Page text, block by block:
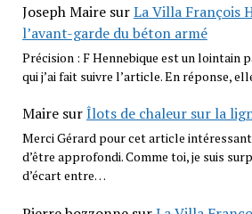
Joseph MairesurLa Villa François
l’avant-garde du béton armé
Précision : F Hennebique est un lointain
qui j’ai fait suivre l’article. En réponse,
MairesurÎlots de chaleur sur la
Merci Gérard pour cet article
d’être approfondi. Comme toi, je suis
d’écart entre…